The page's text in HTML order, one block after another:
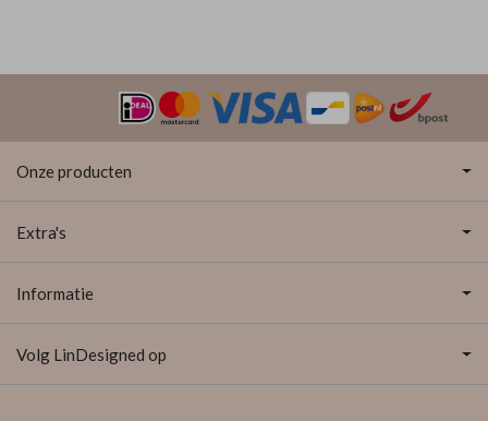
Onze producten
Extra's
Informatie
Volg LinDesigned op